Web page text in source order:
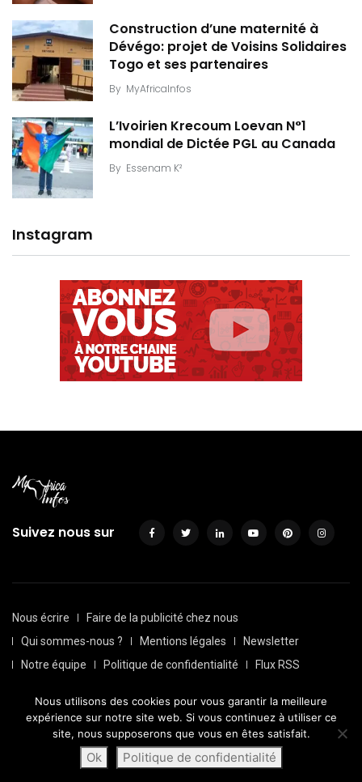
Construction d’une maternité à
Dévégo: projet de Voisins Solidaires
Togo et ses partenaires
By MyAfricaInfos
L’Ivoirien Krecoum Loevan N°1
mondial de Dictée PGL au Canada
By Essenam K²
Instagram
Suivez nous sur
Nous écrire
Faire de la publicité chez nous
Qui sommes-nous ?
Mentions légales
Newsletter
Notre équipe
Politique de confidentialité
Flux RSS
© Depuis 2016, Myafricainfos. Tout droits réservés | Fait avec
Transversall
Nous utilisons des cookies pour vous garantir la meilleure
expérience sur notre site web. Si vous continuez à utiliser ce
site, nous supposerons que vous en êtes satisfait.
Ok Politique de confidentialité